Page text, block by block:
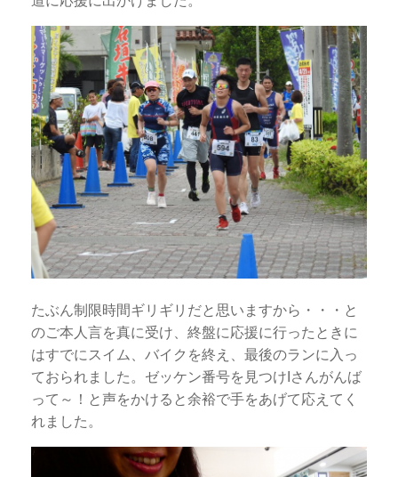
たぶん制限時間ギリギリだと思いますから・・・と
のご本人言を真に受け、終盤に応援に行ったときに
はすでにスイム、バイクを終え、最後のランに入っ
ておられました。ゼッケン番号を見つけIさんがんば
って～！と声をかけると余裕で手をあげて応えてく
れました。